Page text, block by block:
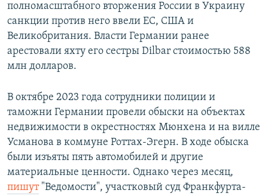
полномасштабного вторжения России в Украину
санкции против него ввели ЕС, США и
Великобритания. Власти Германии ранее
арестовали яхту его сестры Dilbar стоимостью 588
млн долларов.
В октябре 2023 года сотрудники полиции и
таможни Германии провели обыски на объектах
недвижимости в окрестностях Мюнхена и на вилле
Усманова в коммуне Роттах-Эгерн. В ходе обыска
были изъяты пять автомобилей и другие
материальные ценности. Однако через месяц,
пишут"Ведомости", участковый суд Франкфурта-